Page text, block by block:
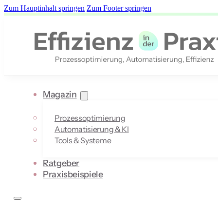
Zum Hauptinhalt springen Zum Footer springen
Magazin
Prozessoptimierung
Automatisierung & KI
Tools & Systeme
Ratgeber
Praxisbeispiele